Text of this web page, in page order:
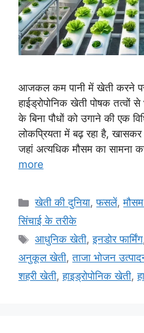
आजकल कम पानी में खेती करने पर
हाईड्रोपोनिक खेती पोषक तत्वों
के बिना पौधों को उगाने की एक
लोकप्रियता में बढ़ रहा है, खासकर
जहां अत्यधिक मौसम का सामना
more
खेती की दुनिया,फसलें,
सिंचाई के तरीके
आधुनिक खेती,इनडोर फार्मिंग
अनुकूल खेती,ताजा भोजन
शहरी खेती,हाइड्रोपोनिक खेती,